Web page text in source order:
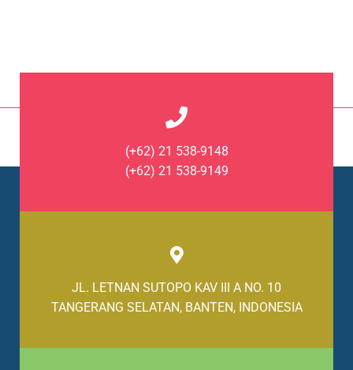
(+62) 21 538-9148
(+62) 21 538-9149
JL. LETNAN SUTOPO KAV III A NO. 10
TANGERANG SELATAN, BANTEN, INDONESIA